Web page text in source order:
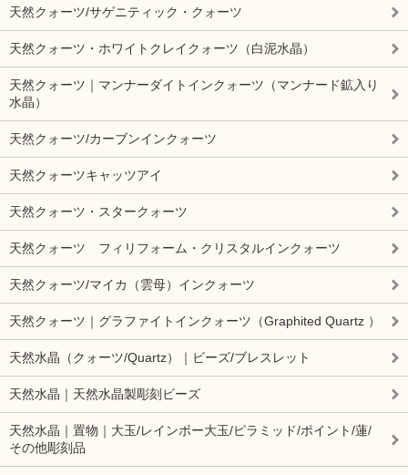
天然クォーツ/サゲニティック・クォーツ
天然クォーツ・ホワイトクレイクォーツ（白泥水晶）
天然クォーツ｜マンナーダイトインクォーツ（マンナード鉱入り
水晶）
天然クォーツ/カーブンインクォーツ
天然クォーツキャッツアイ
天然クォーツ・スタークォーツ
天然クォーツ フィリフォーム・クリスタルインクォーツ
天然クォーツ/マイカ（雲母）インクォーツ
天然クォーツ｜グラファイトインクォーツ（Graphited Quartz ）
天然水晶（クォーツ/Quartz）｜ビーズ/ブレスレット
天然水晶｜天然水晶製彫刻ビーズ
天然水晶｜置物｜大玉/レインボー大玉/ピラミッド/ポイント/蓮/
その他彫刻品